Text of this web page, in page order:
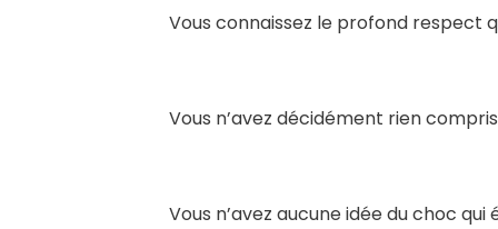
Vous connaissez le profond respect
Vous n’avez décidément rien
Vous n’avez aucune idée du choc